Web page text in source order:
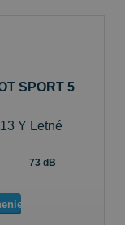
SPORT 5
Y Letné
73 dB